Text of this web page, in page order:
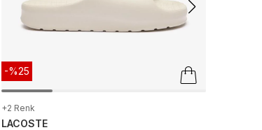
-%25
+2 Renk
LACOSTE